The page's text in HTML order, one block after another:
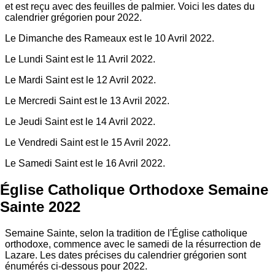
et est reçu avec des feuilles de palmier. Voici les dates du
calendrier grégorien pour 2022.
Le Dimanche des Rameaux est le 10 Avril 2022.
Le Lundi Saint est le 11 Avril 2022.
Le Mardi Saint est le 12 Avril 2022.
Le Mercredi Saint est le 13 Avril 2022.
Le Jeudi Saint est le 14 Avril 2022.
Le Vendredi Saint est le 15 Avril 2022.
Le Samedi Saint est le 16 Avril 2022.
Église Catholique Orthodoxe Semaine
Sainte 2022
Semaine Sainte, selon la tradition de l'Église catholique
orthodoxe, commence avec le samedi de la résurrection de
Lazare. Les dates précises du calendrier grégorien sont
énumérés ci-dessous pour 2022.